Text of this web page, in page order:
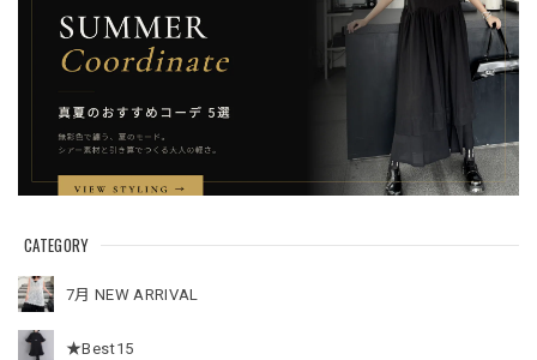
CATEGORY
7月 NEW ARRIVAL
★Best15